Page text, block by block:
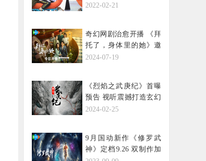
乌龙
2022-02-21
奇幻网剧治愈开播 《拜
托了，身体里的她》邀
您共赴爱的盛宴
2024-07-19
《烈焰之武庚纪》首曝
预告 视听震撼打造玄幻
巨制
2024-02-25
9月国动新作《修罗武
神》定档9.26 双制作加